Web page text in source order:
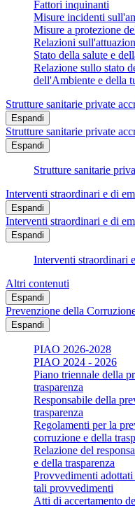
Fattori inquinanti
Misure incidenti
Misure a protezione
Relazioni
Stato della salute e
Relazione sullo stato
dell'Ambiente e della
Strutture sanitarie private
Espandi
Strutture sanitarie private
Espandi
Strutture sanitarie
Interventi straordinari e di
Espandi
Interventi straordinari e di
Espandi
Interventi straordinari
Altri contenuti
Espandi
Prevenzione della
Espandi
PIAO 2026-2028
PIAO 2024 - 2026
Piano triennale della
trasparenza
Responsabile della
trasparenza
Regolamenti per la
corruzione e della
Relazione del
e della trasparenza
Provvedimenti
tali provvedimenti
Atti di accertamento